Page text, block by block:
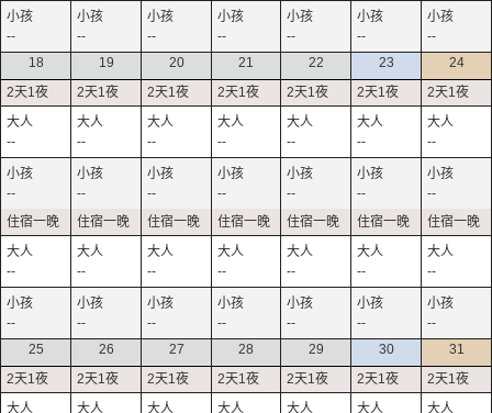
-- -- -- -- -- --
--
18
--
--
--
--
19
--
--
--
--
20
--
--
--
--
21
--
--
--
--
22
--
--
--
--
23
--
--
--
--
24
--
--
--
--
25
26 27 28 29 30 31